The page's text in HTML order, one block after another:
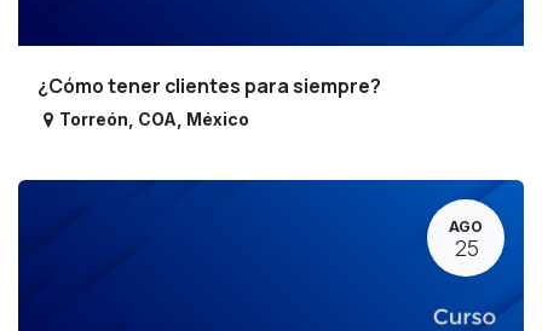
¿Cómo tener clientes para siempre?
Torreón COA México
AGO
25